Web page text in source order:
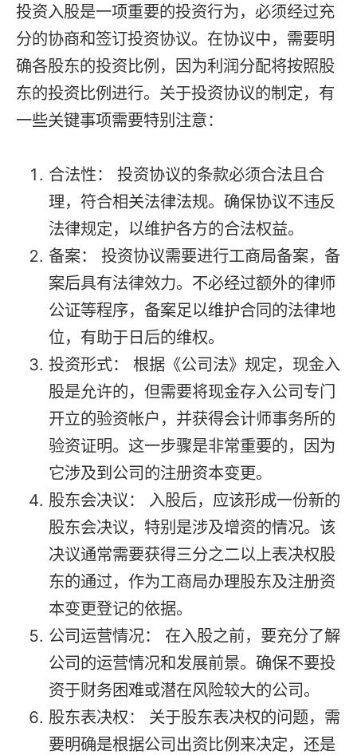
投资入股是一项重要的投资行为，必须经过充
分的协商和签订投资协议。在协议中，需要明
确各股东的投资比例，因为利润分配将按照股
东的投资比例进行。关于投资协议的制定，有
一些关键事项需要特别注意：
合法性： 投资协议的条款必须合法且合
理，符合相关法律法规。确保协议不违反
法律规定，以维护各方的合法权益。
备案： 投资协议需要进行工商局备案，备
案后具有法律效力。不必经过额外的律师
公证等程序，备案足以维护合同的法律地
位，有助于日后的维权。
投资形式： 根据《公司法》规定，现金入
股是允许的，但需要将现金存入公司专门
开立的验资帐户，并获得会计师事务所的
验资证明。这一步骤是非常重要的，因为
它涉及到公司的注册资本变更。
股东会决议： 入股后，应该形成一份新的
股东会决议，特别是涉及增资的情况。该
决议通常需要获得三分之二以上表决权股
东的通过，作为工商局办理股东及注册资
本变更登记的依据。
公司运营情况： 在入股之前，要充分了解
公司的运营情况和发展前景。确保不要投
资于财务困难或潜在风险较大的公司。
股东表决权： 关于股东表决权的问题，需
要明确是根据公司出资比例来决定，还是